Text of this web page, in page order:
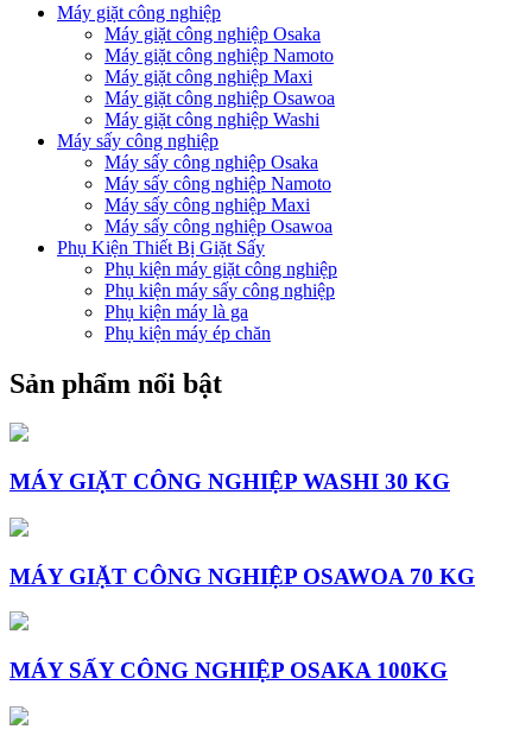
Máy giặt công nghiệp
Máy giặt công nghiệp Osaka
Máy giặt công nghiệp Namoto
Máy giặt công nghiệp Maxi
Máy giặt công nghiệp Osawoa
Máy giặt công nghiệp Washi
Máy sấy công nghiệp
Máy sấy công nghiệp Osaka
Máy sấy công nghiệp Namoto
Máy sấy công nghiệp Maxi
Máy sấy công nghiệp Osawoa
Phụ Kiện Thiết Bị Giặt Sấy
Phụ kiện máy giặt công nghiệp
Phụ kiện máy sấy công nghiệp
Phụ kiện máy là ga
Phụ kiện máy ép chăn
Sản phẩm nổi bật
MÁY GIẶT CÔNG NGHIỆP WASHI 30 KG
MÁY GIẶT CÔNG NGHIỆP OSAWOA 70 KG
MÁY SẤY CÔNG NGHIỆP OSAKA 100KG